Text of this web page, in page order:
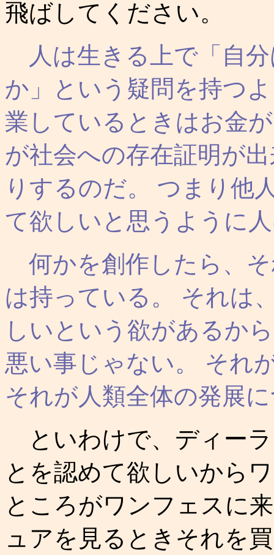
飛ばしてください。
人は生きる上で「自
か」という疑問を持つ
業しているときはお金
が社会への存在証明が
りするのだ。 つまり他
て欲しいと思うように
何かを創作したら、
は持っている。 それは
しいという欲があるか
悪い事じゃない。 それ
それが人類全体の発展
といわけで、ディー
とを認めて欲しいから
ところがワンフェスに
ュアを見るときそれを